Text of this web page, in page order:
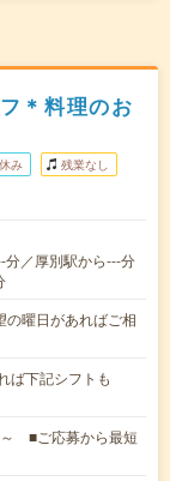
＊料理のお
み 残業なし
／厚別駅から---分
の曜日があればご相
ば下記シフトも
～ ■ご応募から最短